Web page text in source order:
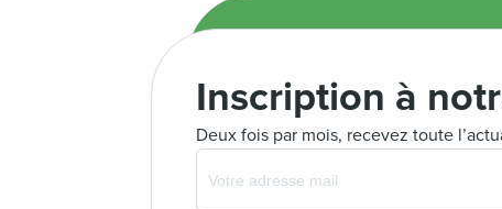
Inscription à
Deux fois par mois, recevez toute